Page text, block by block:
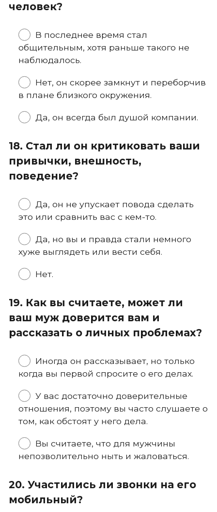
человек?
В последнее время стал
общительным, хотя раньше такого не
наблюдалось.
Нет, он скорее замкнут и переборчив
в плане близкого окружения.
Да, он всегда был душой компании.
18. Стал ли он критиковать ваши
привычки, внешность,
поведение?
Да, он не упускает повода сделать
это или сравнить вас с кем-то.
Да, но вы и правда стали немного
хуже выглядеть или вести себя.
Нет.
19. Как вы считаете, может ли
ваш муж доверится вам и
рассказать о личных проблемах?
Иногда он рассказывает, но только
когда вы первой спросите о его делах.
У вас достаточно доверительные
отношения, поэтому вы часто слушаете о
том, как обстоят у него дела.
Вы считаете, что для мужчины
непозволительно ныть и жаловаться.
20. Участились ли звонки на его
мобильный?